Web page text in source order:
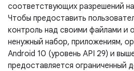
соответствующих разрешений
Чтобы предоставить
контроль над своими файлами и
ненужный набор, приложениям,
Android 10 (уровень API 29) и
предоставляется ограниченный